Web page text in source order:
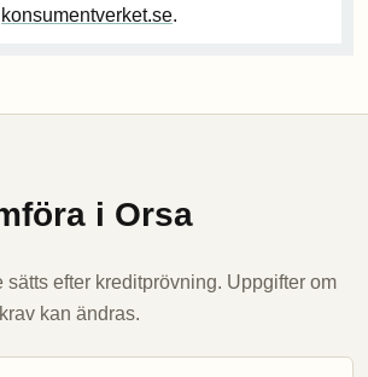
konsumentverket.se.
i Orsa
efter kreditprövning. Uppgifter om
kan ändras.